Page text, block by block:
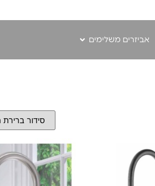
אביזרים משלימים